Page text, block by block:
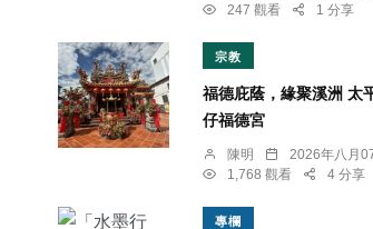
247 觀看
1 分享
宗教
福德庇蔭，緣聚溪洲 太
仔福德宮
陳明
2026年八月
1,768 觀看
4 分享
專欄